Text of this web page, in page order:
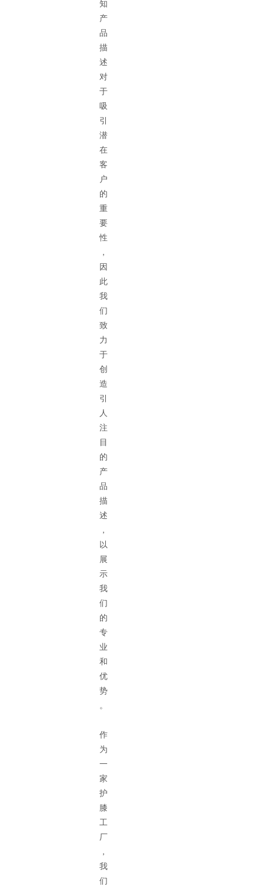
知
产
品
描
述
对
于
吸
引
潜
在
客
户
的
重
要
性
，
因
此
我
们
致
力
于
创
造
引
人
注
目
的
产
品
描
述
，
以
展
示
我
们
的
专
业
和
优
势
。
作
为
一
家
护
膝
工
厂
，
我
们